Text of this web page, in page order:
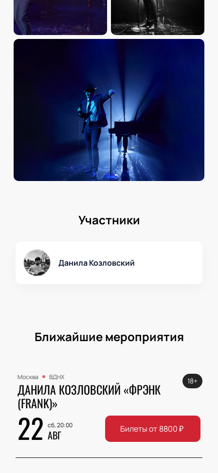
нескольких минут после покупки. Мы гарантируем
подлинность всех билетов.
Обратите внимание, возможна смена актёрского
Участники
Данила Козловский
Ближайшие мероприятия
Москва ВДНХ
ДАНИЛА КОЗЛОВСКИЙ «ФРЭНК
(FRANK)»
22 сб, 20:00
АВГ
18+
Билеты от 8800₽